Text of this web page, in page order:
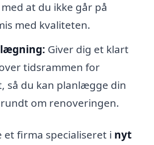
at du ikke går på
med kvaliteten.
Giver dig et klart
tidsrammen for
så du kan planlægge din
om renoveringen.
et firma specialiseret i nyt